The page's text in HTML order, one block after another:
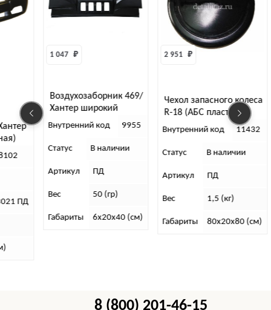
ПД
Воздухозаборник 469/
Хантер широкий
«Бумер» (АБС пластик)
1 047 ₽
Внутренний код 9955
Статус В наличии
Артикул ПД
Вес 50 (гр)
Габариты 6х20х40 (см)
Чехол запасного колеса
R-18 (АБС пластик)
2 951 ₽
Внутренний код 11432
Статус В наличии
Артикул ПД
Вес 1,5 (кг)
Габариты 80х20х80 (см)
8 (800) 201-46-15